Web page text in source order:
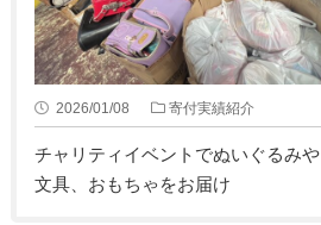
2026/01/08 寄付実績紹介
チャリティイベントでぬいぐるみや
文具、おもちゃをお届け